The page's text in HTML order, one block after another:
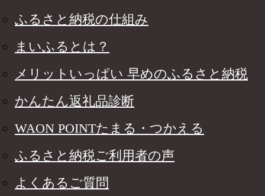
ふるさと納税の仕組み
まいふるとは？
メリットいっぱい 早めのふるさと納税
かんたん返礼品診断
WAON POINTたまる・つかえる
ふるさと納税ご利用者の声
よくあるご質問